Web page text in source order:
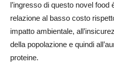
l’ingresso di questo novel
relazione al basso costo
impatto ambientale,
della popolazione e quindi
proteine.